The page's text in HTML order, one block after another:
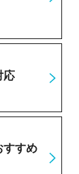
応
すすめ